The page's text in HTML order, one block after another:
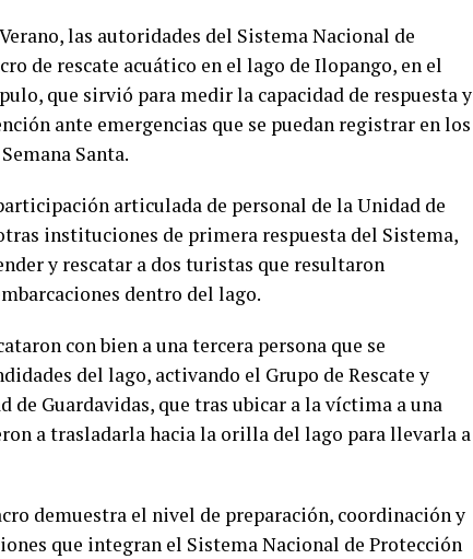
las autoridades del Sistema Nacional de
de rescate acuático en el lago de Ilopango, en el
que sirvió para medir la capacidad de respuesta y
ante emergencias que se puedan registrar en los
Santa.
articulada de personal de la Unidad de
instituciones de primera respuesta del Sistema,
y rescatar a dos turistas que resultaron
dentro del lago.
con bien a una tercera persona que se
del lago, activando el Grupo de Rescate y
de Guardavidas, que tras ubicar a la víctima a una
a trasladarla hacia la orilla del lago para llevarla a
demuestra el nivel de preparación, coordinación y
que integran el Sistema Nacional de Protección